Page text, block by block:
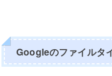
Googleのファイルタ